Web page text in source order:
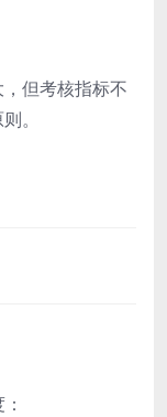
但考核指标不
。